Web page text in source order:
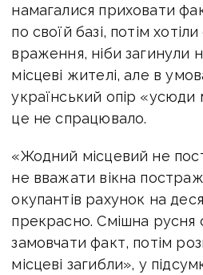
намагалися приховати
по своїй базі, потім
враження, ніби загинули
місцеві жителі, але в
український опір «усюди
це не спрацювало.
«Жодний місцевий не
не вважати вікна
окупантів рахунок на
прекрасно. Смішна русня
замовчати факт, потім
місцеві загибли», у